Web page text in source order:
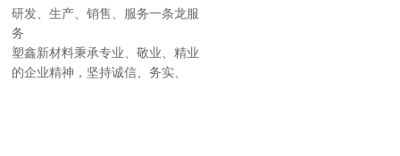
研发、生产、销售、服务一条龙服
务
塑鑫新材料秉承专业、敬业、精业
的企业精神，坚持诚信、务实、